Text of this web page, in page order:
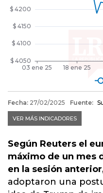
Según Reuters el
máximo de un mes
en la sesión anterior
adoptaron una